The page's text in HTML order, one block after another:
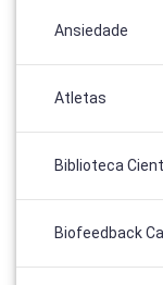
Ansiedade
Atletas
Biblioteca
Biofeedback